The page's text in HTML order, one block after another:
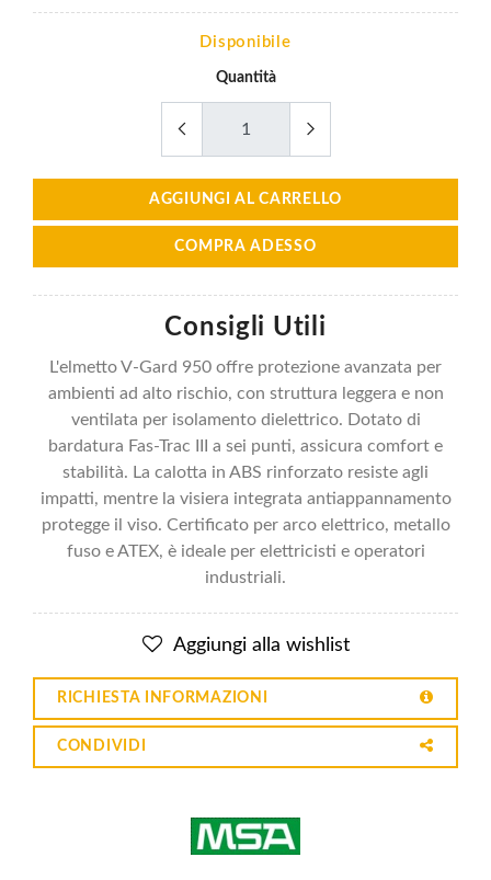
Disponibile
Quantità
AGGIUNGI AL CARRELLO
COMPRA ADESSO
Consigli Utili
L'elmetto V-Gard 950 offre protezione avanzata per
ambienti ad alto rischio, con struttura leggera e non
ventilata per isolamento dielettrico. Dotato di
bardatura Fas-Trac III a sei punti, assicura comfort e
stabilità. La calotta in ABS rinforzato resiste agli
impatti, mentre la visiera integrata antiappannamento
protegge il viso. Certificato per arco elettrico, metallo
fuso e ATEX, è ideale per elettricisti e operatori
industriali.
Aggiungi alla wishlist
RICHIESTA INFORMAZIONI
CONDIVIDI